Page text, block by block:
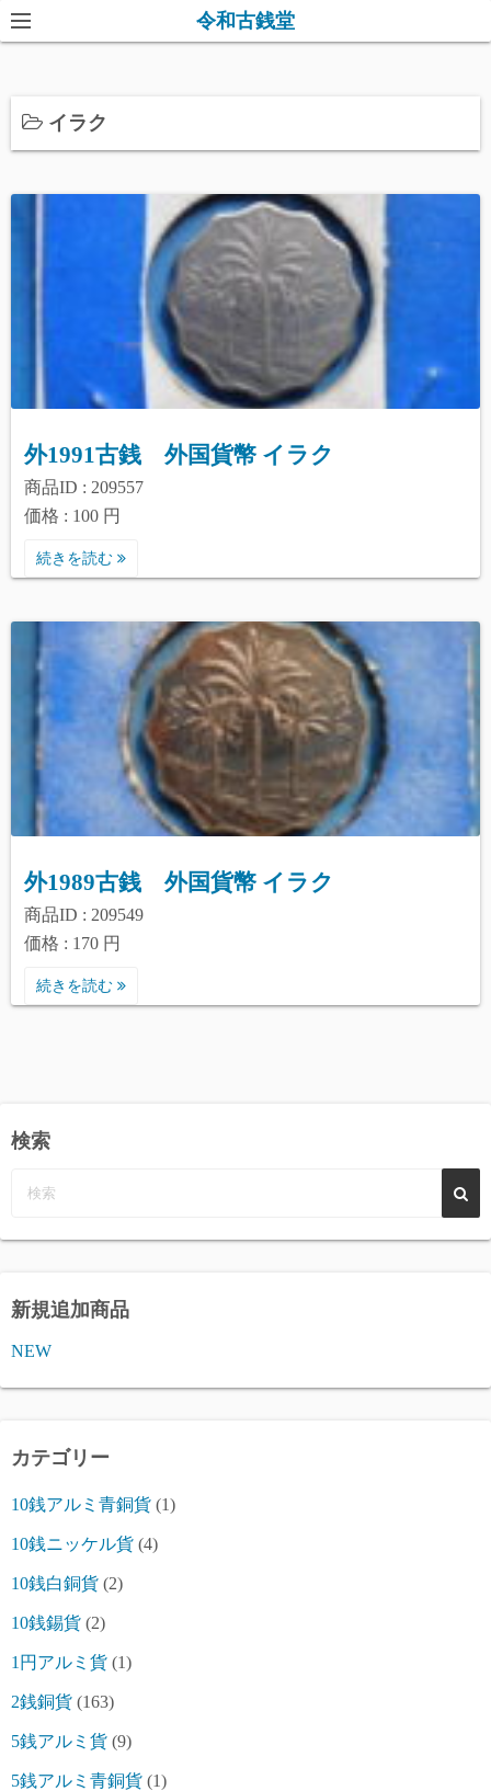
コ
ン
ン
へ
令和古銭堂
イラク
外1991古銭 外国貨幣 イラク
商品ID : 209557
価格 : 100 円
続きを読む
外1989古銭 外国貨幣 イラク
商品ID : 209549
価格 : 170 円
続きを読む
検索
新規追加商品
NEW
カテゴリー
10銭アルミ青銅貨 (1)
10銭ニッケル貨 (4)
10銭白銅貨 (2)
10銭錫貨 (2)
1円アルミ貨 (1)
2銭銅貨 (163)
5銭アルミ貨 (9)
5銭アルミ青銅貨 (1)